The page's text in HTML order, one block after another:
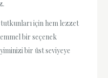
için hem lezzet
bir seçenek
bir üst seviyeye